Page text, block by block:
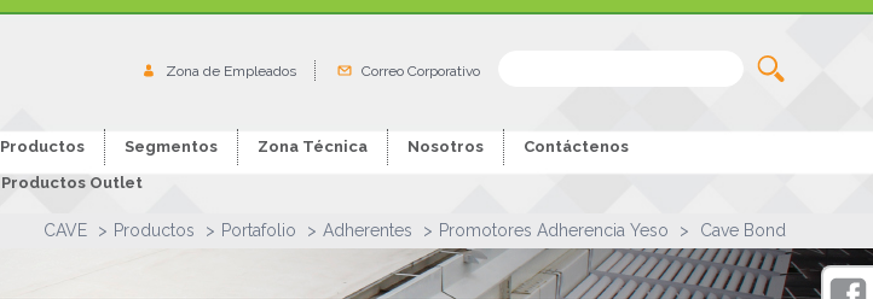
Zona de Empleados Correo Corporativo
Productos Segmentos Zona Técnica Nosotros
Contáctenos
Productos Outlet
CAVE Productos Portafolio Adherentes Promotores Adherencia Yeso Cave Bond